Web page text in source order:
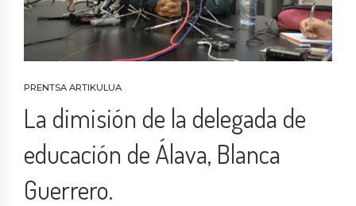
PRENTSA ARTIKULUA
La dimisión de la delegada de
educación de Álava, Blanca
Guerrero.